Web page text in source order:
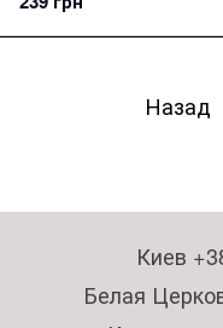
Назад
Киев
Белая